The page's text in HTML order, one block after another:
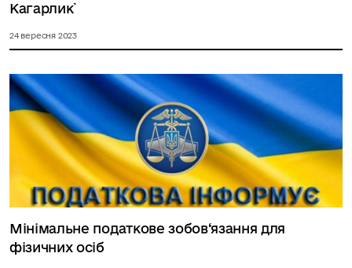
Кагарлик`
24 вересня 2023
Мінімальне податкове зобов‘язання для
фізичних осіб